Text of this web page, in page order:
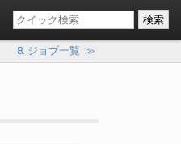
8. ジョブ一覧 ≫